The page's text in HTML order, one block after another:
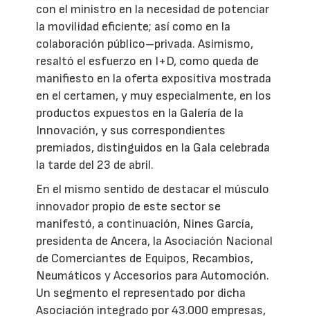
con el ministro en la necesidad de potenciar
la movilidad eficiente; así como en la
colaboración público–privada. Asimismo,
resaltó el esfuerzo en I+D, como queda de
manifiesto en la oferta expositiva mostrada
en el certamen, y muy especialmente, en los
productos expuestos en la Galería de la
Innovación, y sus correspondientes
premiados, distinguidos en la Gala celebrada
la tarde del 23 de abril.
En el mismo sentido de destacar el músculo
innovador propio de este sector se
manifestó, a continuación, Nines García,
presidenta de Ancera, la Asociación Nacional
de Comerciantes de Equipos, Recambios,
Neumáticos y Accesorios para Automoción.
Un segmento el representado por dicha
Asociación integrado por 43.000 empresas,